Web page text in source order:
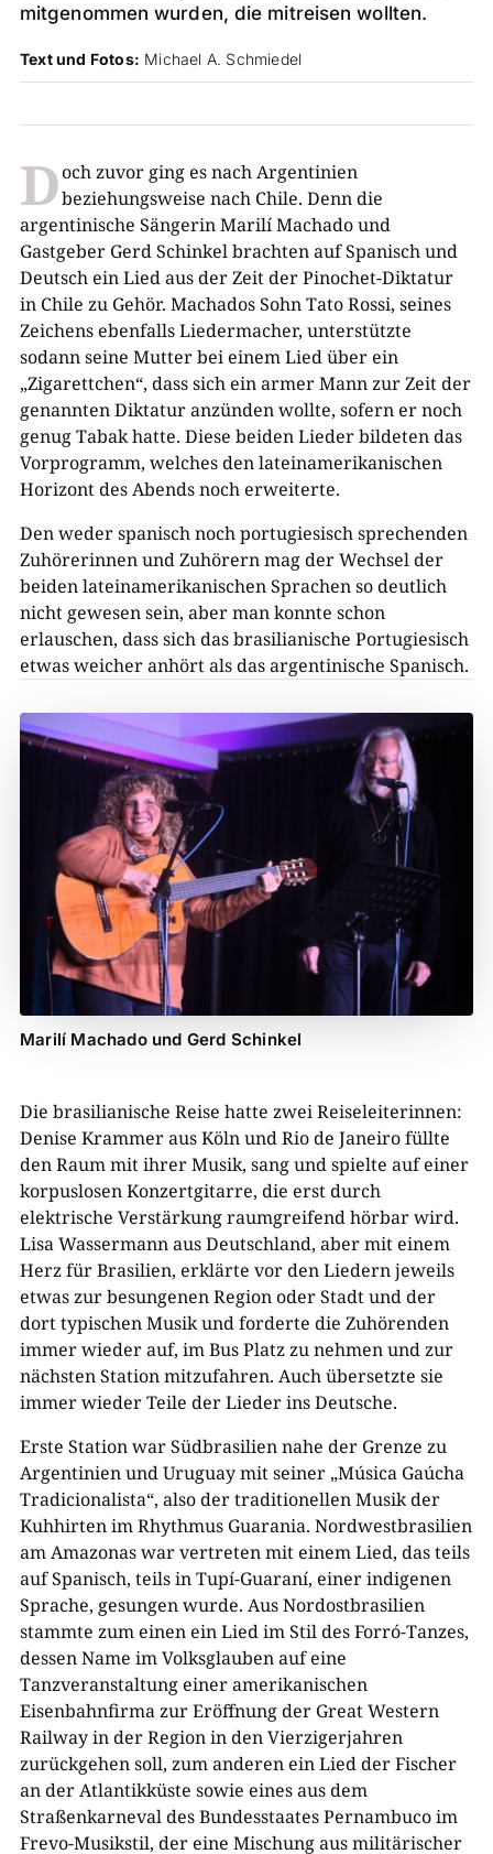
mitgenommen wurden, die mitreisen wollten.
Text und Fotos: Michael A. Schmiedel
Doch zuvor ging es nach Argentinien
beziehungsweise nach Chile. Denn die
argentinische Sängerin Marilí Machado und
Gastgeber Gerd Schinkel brachten auf Spanisch und
Deutsch ein Lied aus der Zeit der Pinochet-Diktatur
in Chile zu Gehör. Machados Sohn Tato Rossi, seines
Zeichens ebenfalls Liedermacher, unterstützte
sodann seine Mutter bei einem Lied über ein
„Zigarettchen“, dass sich ein armer Mann zur Zeit der
genannten Diktatur anzünden wollte, sofern er noch
genug Tabak hatte. Diese beiden Lieder bildeten das
Vorprogramm, welches den lateinamerikanischen
Horizont des Abends noch erweiterte.
Den weder spanisch noch portugiesisch sprechenden
Zuhörerinnen und Zuhörern mag der Wechsel der
beiden lateinamerikanischen Sprachen so deutlich
nicht gewesen sein, aber man konnte schon
erlauschen, dass sich das brasilianische Portugiesisch
etwas weicher anhört als das argentinische Spanisch.
Marilí Machado und Gerd Schinkel
Die brasilianische Reise hatte zwei Reiseleiterinnen:
Denise Krammer aus Köln und Rio de Janeiro füllte
den Raum mit ihrer Musik, sang und spielte auf einer
korpuslosen Konzertgitarre, die erst durch
elektrische Verstärkung raumgreifend hörbar wird.
Lisa Wassermann aus Deutschland, aber mit einem
Herz für Brasilien, erklärte vor den Liedern jeweils
etwas zur besungenen Region oder Stadt und der
dort typischen Musik und forderte die Zuhörenden
immer wieder auf, im Bus Platz zu nehmen und zur
nächsten Station mitzufahren. Auch übersetzte sie
immer wieder Teile der Lieder ins Deutsche.
Erste Station war Südbrasilien nahe der Grenze zu
Argentinien und Uruguay mit seiner „Música Gaúcha
Tradicionalista“, also der traditionellen Musik der
Kuhhirten im Rhythmus Guarania. Nordwestbrasilien
am Amazonas war vertreten mit einem Lied, das teils
auf Spanisch, teils in Tupí-Guaraní, einer indigenen
Sprache, gesungen wurde. Aus Nordostbrasilien
stammte zum einen ein Lied im Stil des Forró-Tanzes,
dessen Name im Volksglauben auf eine
Tanzveranstaltung einer amerikanischen
Eisenbahnfirma zur Eröffnung der Great Western
Railway in der Region in den Vierzigerjahren
zurückgehen soll, zum anderen ein Lied der Fischer
an der Atlantikküste sowie eines aus dem
Straßenkarneval des Bundesstaates Pernambuco im
Frevo-Musikstil, der eine Mischung aus militärischer